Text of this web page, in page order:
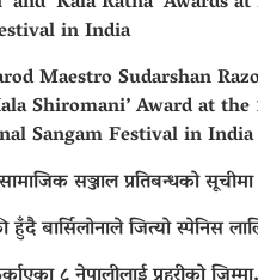
in India
Maestro Sudarshan
Shiromani’ Award at
Sangam Festival in India
सञ्जाल प्रतिबन्धको
बार्सिलोनाले जित्यो स्पेनिस